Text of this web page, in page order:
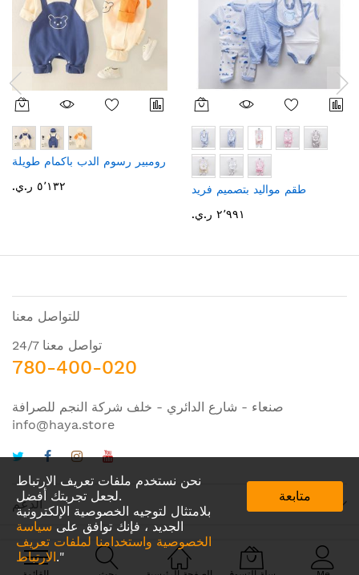
نحن نستخدم ملفات تعريف الارتباط
لجعل تجربتك أفضل.
بلامتثال لتوجيه الخصوصية الإلكترونية
الجديد ، فإنك توافق على سياسة
الخصوصية واستخدامنا لملفات تعريف
الارتباط."
متابعة
رومبير رسوم الدب باكمام طويلة
٥٬١٣٢ ر.ي.‏
طقم مواليد بتصميم فريد
٢٬٩٩١ ر.ي.‏
للتواصل معنا
تواصل معنا 24/7
780-400-020
صنعاء - شارع الدائري - خلف شركة النجم للصرافة
info@haya.store
الدعم
© 2024 Amazing IDEA. All Rights Reserved